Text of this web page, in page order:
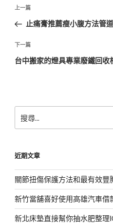
導
覽
上
一
文
章
上一篇
止痛膏推薦瘦小腹方法管
下
一
下一篇
台中搬家的燈具專業廢鐵回
尋
字:
近期文章
關節扭傷保護方法和最有效
新竹當舖喜好使用高雄汽車
新北床墊直接幫你抽水肥整理